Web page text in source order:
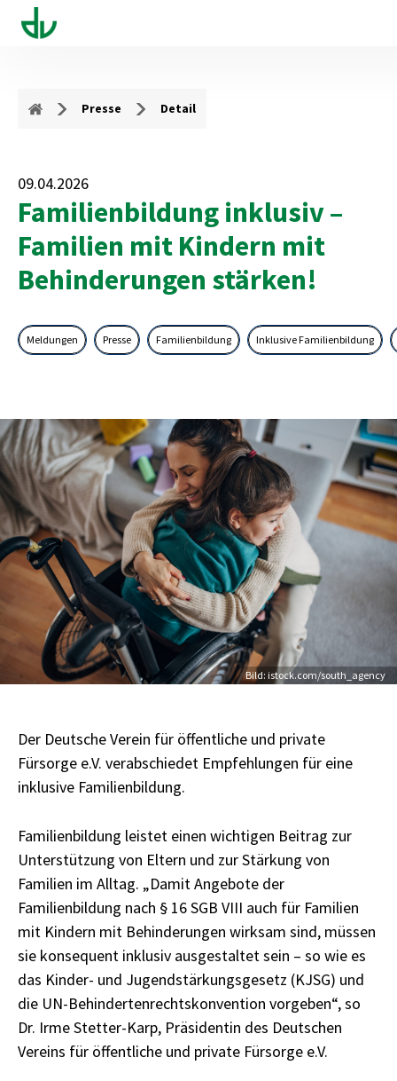
Presse Detail
09.04.2026
Familienbildung inklusiv –
Familien mit Kindern mit
Behinderungen stärken!
Meldungen Presse Familienbildung Inklusive Familienbildung
Credit
Bild: istock.com/south_agency
Der Deutsche Verein für öffentliche und private
Fürsorge e.V. verabschiedet Empfehlungen für eine
inklusive Familienbildung.
Familienbildung leistet einen wichtigen Beitrag zur
Unterstützung von Eltern und zur Stärkung von
Familien im Alltag. „Damit Angebote der
Familienbildung nach § 16 SGB VIII auch für Familien
mit Kindern mit Behinderungen wirksam sind, müssen
sie konsequent inklusiv ausgestaltet sein – so wie es
das Kinder- und Jugendstärkungsgesetz (KJSG) und
die UN-Behindertenrechtskonvention vorgeben“, so
Dr. Irme Stetter-Karp, Präsidentin des Deutschen
Vereins für öffentliche und private Fürsorge e.V.